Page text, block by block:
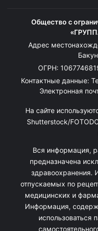
Общество с
Адрес
ОГРН:
Контактные данные:
Электронная
На сайте
Shutterstock/
Вся информация,
предназначена
здравоохранения.
отпускаемых по
медицинских и
Информация,
использоваться